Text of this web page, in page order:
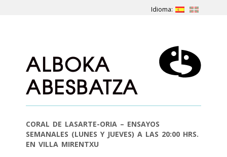
ALBOKA
ABESBATZA
CORAL DE LASARTE-ORIA – ENSAYOS
SEMANALES (LUNES Y JUEVES) A LAS 20:00 HRS.
EN VILLA MIRENTXU